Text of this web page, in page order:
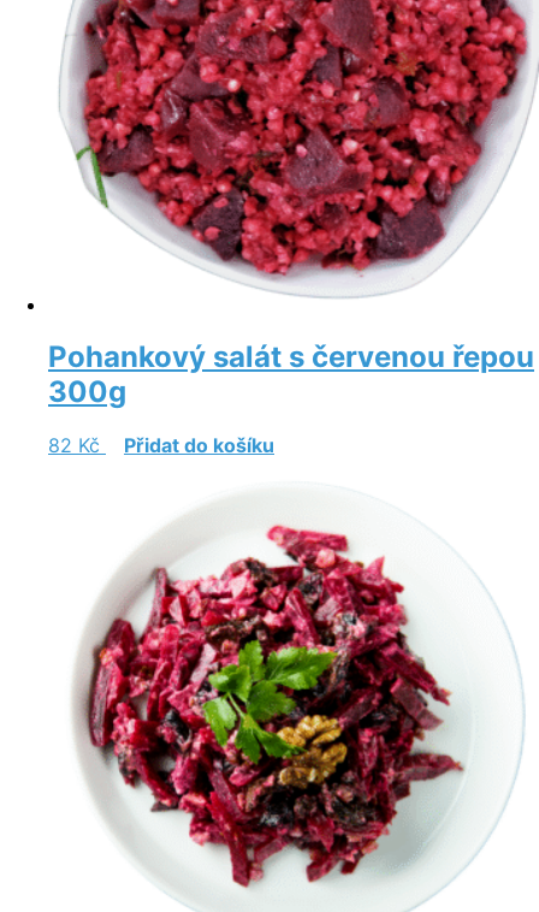
Pohankový salát s červenou řepou
300g
82 Kč Přidat do košíku